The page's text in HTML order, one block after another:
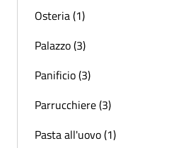
Osteria (1)
Palazzo (3)
Panificio (3)
Parrucchiere (3)
Pasta all'uovo (1)